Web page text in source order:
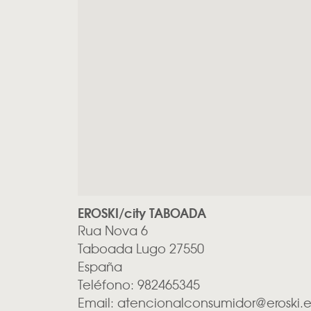
EROSKI/city TABOADA
Rua Nova 6
Taboada Lugo 27550
España
Teléfono: 982465345
Email: